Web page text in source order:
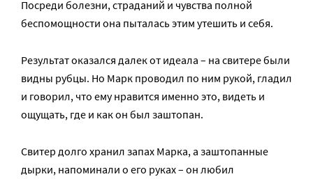
Посреди болезни, страданий и чувства полной
беспомощности она пыталась этим утешить и себя.
Результат оказался далек от идеала – на свитере были
видны рубцы. Но Марк проводил по ним рукой, гладил
и говорил, что ему нравится именно это, видеть и
ощущать, где и как он был заштопан.
Свитер долго хранил запах Марка, а заштопанные
дырки, напоминали о его руках – он любил